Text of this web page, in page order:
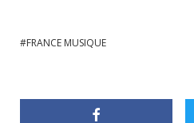
FRANCE MUSIQUE